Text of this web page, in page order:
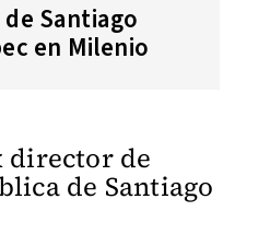
Santiago
en Milenio
director de
de Santiago